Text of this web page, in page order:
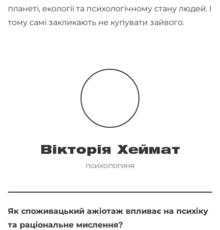
планеті, екології та психологічному стану людей. І
тому самі закликають не купувати зайвого.
Вікторія Хеймат
психологиня
Як споживацький ажіотаж впливає на психіку
та раціональне мислення?